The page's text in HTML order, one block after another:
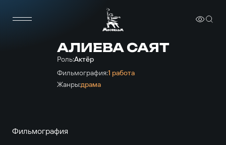
АЛИЕВА САЯТ
Роль:Актёр
Фильмография:1 работа
Жанры:драма
Фильмография